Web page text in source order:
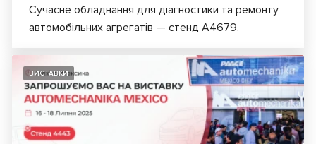
Сучасне обладнання для діагностики та ремонту
автомобільних агрегатів — стенд A4679.
ВИСТАВКИ